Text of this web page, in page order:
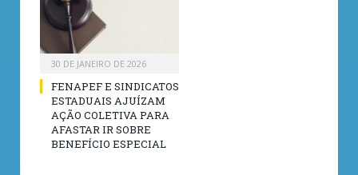
30 DE JANEIRO DE 2026
FENAPEF E SINDICATOS
ESTADUAIS AJUÍZAM
AÇÃO COLETIVA PARA
AFASTAR IR SOBRE
BENEFÍCIO ESPECIAL